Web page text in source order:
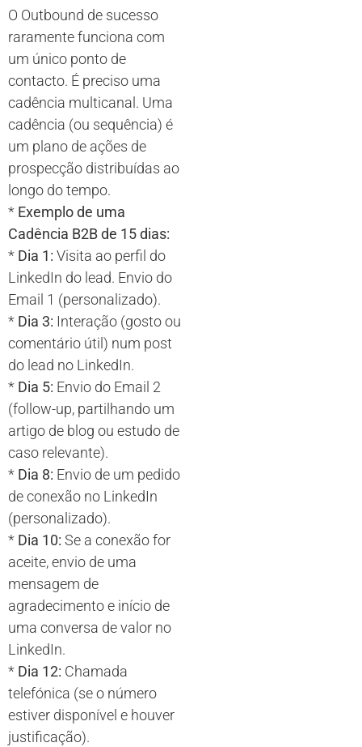
O Outbound de sucesso
raramente funciona com
um único ponto de
contacto. É preciso uma
cadência multicanal. Uma
cadência (ou sequência) é
um plano de ações de
prospecção distribuídas ao
longo do tempo.
* Exemplo de uma
Cadência B2B de 15 dias:
* Dia 1: Visita ao perfil do
LinkedIn do lead. Envio do
Email 1 (personalizado).
* Dia 3: Interação (gosto ou
comentário útil) num post
do lead no LinkedIn.
* Dia 5: Envio do Email 2
(follow-up, partilhando um
artigo de blog ou estudo de
caso relevante).
* Dia 8: Envio de um pedido
de conexão no LinkedIn
(personalizado).
* Dia 10: Se a conexão for
aceite, envio de uma
mensagem de
agradecimento e início de
uma conversa de valor no
LinkedIn.
* Dia 12: Chamada
telefónica (se o número
estiver disponível e houver
justificação).